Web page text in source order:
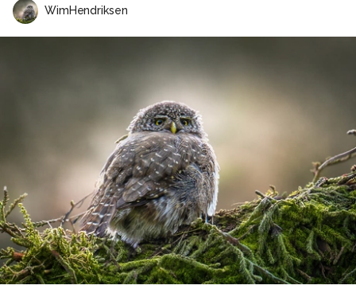
WimHendriksen